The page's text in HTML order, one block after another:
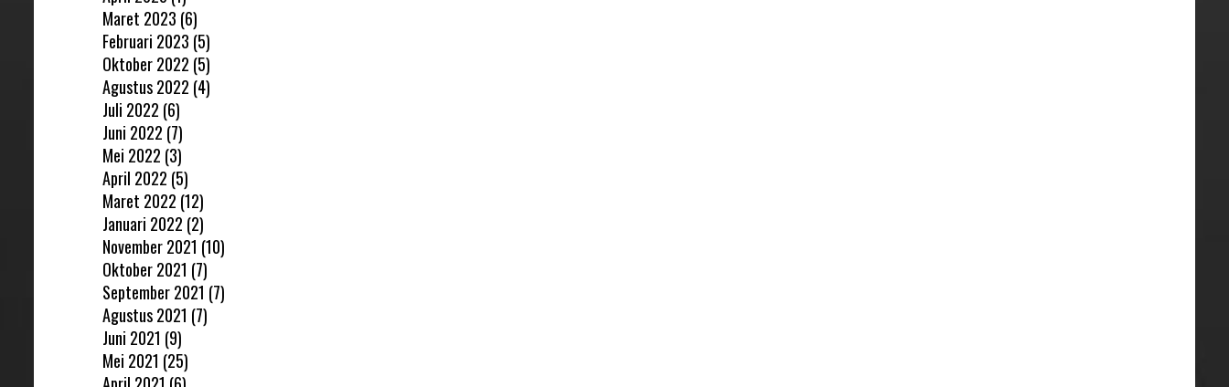
Maret 2023 (6)
Februari 2023 (5)
Oktober 2022 (5)
Agustus 2022 (4)
Juli 2022 (6)
Juni 2022 (7)
Mei 2022 (3)
April 2022 (5)
Maret 2022 (12)
Januari 2022 (2)
November 2021 (10)
Oktober 2021 (7)
September 2021 (7)
Agustus 2021 (7)
Juni 2021 (9)
Mei 2021 (25)